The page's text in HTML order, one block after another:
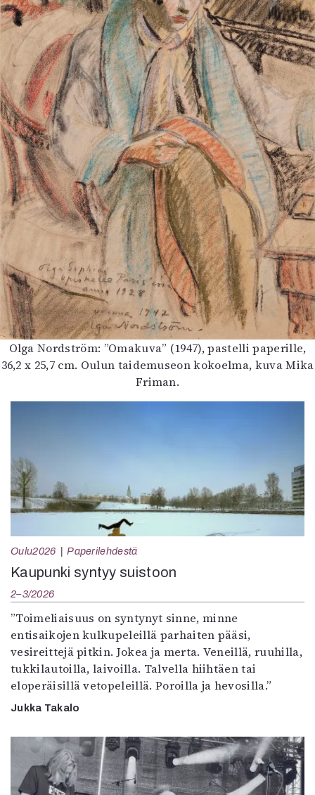
Olga Nordström: ”Omakuva” (1947), pastelli paperille,
36,2 x 25,7 cm. Oulun taidemuseon kokoelma, kuva Mika
Friman.
Oulu2026 Paperilehdestä
Kaupunki syntyy suistoon
2–3/2026
”Toimeliaisuus on syntynyt sinne, minne
entisaikojen kulkupeleillä parhaiten pääsi,
vesireittejä pitkin. Jokea ja merta. Veneillä, ruuhilla,
tukkilautoilla, laivoilla. Talvella hiihtäen tai
eloperäisillä vetopeleillä. Poroilla ja hevosilla.”
Jukka Takalo